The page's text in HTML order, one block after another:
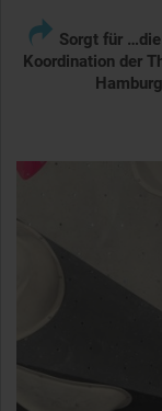
 Sorgt für …
Koordination der